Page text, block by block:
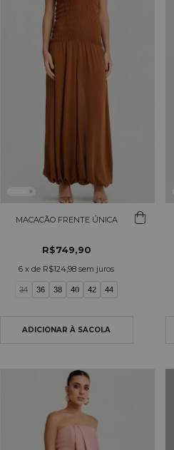
MACACÃO FRENTE ÚNICA
R$749,90
6 x de R$124,98 sem juros
34 36 38 40 42 44